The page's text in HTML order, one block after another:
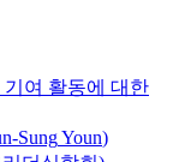
여 활동에 대한
SungYoun)